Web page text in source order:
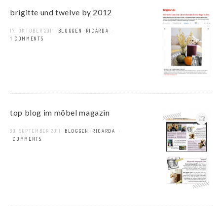
brigitte und twelve by 2012
17. OKTOBER 2011 BLOGGEN
RICARDA
11 COMMENTS
top blog im möbel magazin
30. SEPTEMBER 2011 BLOGGEN
RICARDA
7 COMMENTS